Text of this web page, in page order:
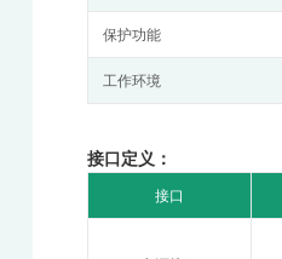
保护功能
工作环境
接口定义：
接口